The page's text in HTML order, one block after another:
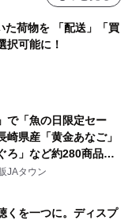
た荷物を 「配送」「買
択可能に！
で「魚の日限定セー
崎県産「黄金あなご」
ろ」など約280商品を
０日の定例企画～
JAタウン
くを一つに。ディスプ